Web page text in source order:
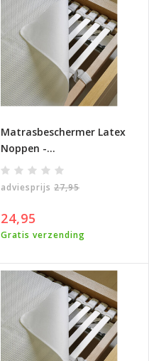
Matrasbeschermer Latex
Noppen -
eenpersoonsmaat
adviesprijs 27,95
24,95
Gratis verzending